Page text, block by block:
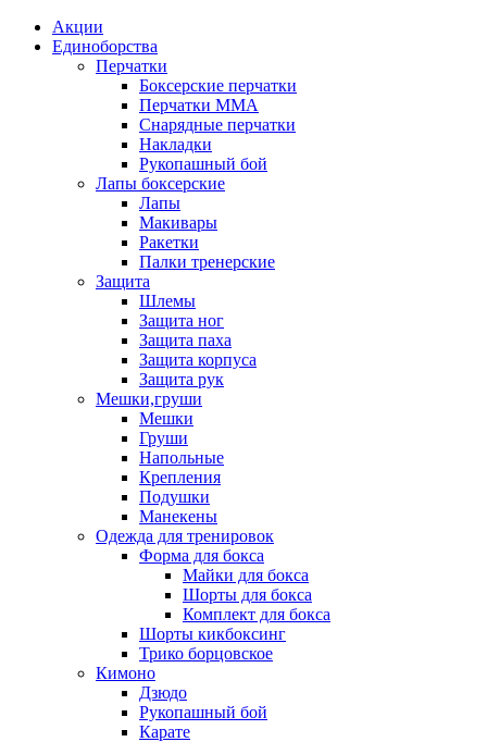
Акции
Единоборства
Перчатки
Боксерские перчатки
Перчатки ММА
Снарядные перчатки
Накладки
Рукопашный бой
Лапы боксерские
Лапы
Макивары
Ракетки
Палки тренерские
Защита
Шлемы
Защита ног
Защита паха
Защита корпуса
Защита рук
Мешки,груши
Мешки
Груши
Напольные
Крепления
Подушки
Манекены
Одежда для тренировок
Форма для бокса
Майки для бокса
Шорты для бокса
Комплект для бокса
Шорты кикбоксинг
Трико борцовское
Кимоно
Дзюдо
Рукопашный бой
Карате